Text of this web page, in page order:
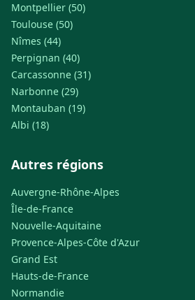
Montpellier (50)
Toulouse (50)
Nîmes (44)
Perpignan (40)
Carcassonne (31)
Narbonne (29)
Montauban (19)
Albi (18)
Autres régions
Auvergne-Rhône-Alpes
Île-de-France
Nouvelle-Aquitaine
Provence-Alpes-Côte d'Azur
Grand Est
Hauts-de-France
Normandie